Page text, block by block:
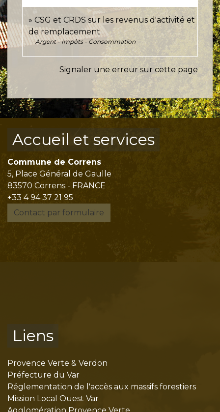
CSG et CRDS sur les revenus d'activité et
de remplacement
Argent - Impôts - Consommation
Signaler une erreur sur cette page
Accueil et services
Commune de Correns
5, Place Général de Gaulle
83570 Correns - FRANCE
+33 4 94 37 21 95
Contact par formulaire
Liens
Provence Verte & Verdon
Préfecture du Var
Réglementation de l'accès aux massifs forestiers
Mission Local Ouest Var
Agglomération Provence Verte